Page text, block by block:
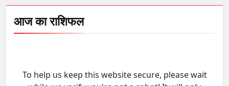
आज का राशिफल